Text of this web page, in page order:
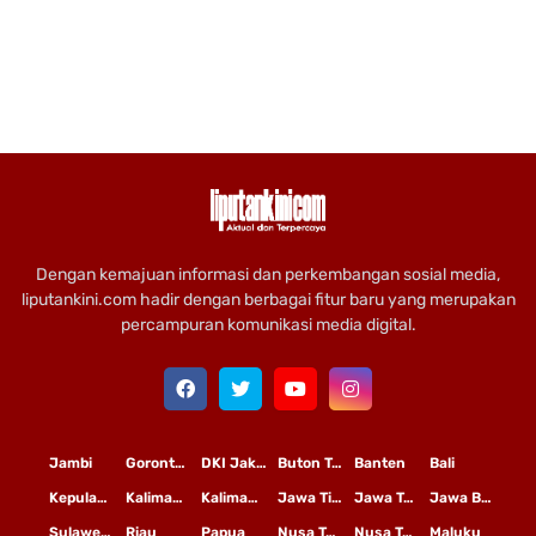
Dengan kemajuan informasi dan perkembangan sosial media,
liputankini.com hadir dengan berbagai fitur baru yang merupakan
percampuran komunikasi media digital.
Bali
Banten
Buton Tengah
DKI Jakarta
Gorontalo
Jambi
Jawa Barat
Jawa Tengah
Jawa Timur
Kalimantan Tengah
Kalimantan Timur
Kepulauan Riau
Maluku
Nusa Tenggara Barat
Nusa Tenggara Timur
Papua
Riau
Sulawesi Selatan